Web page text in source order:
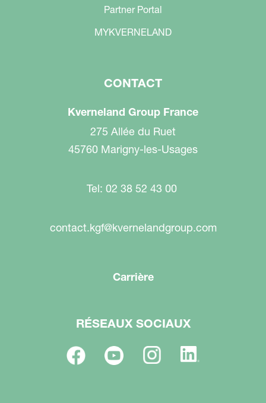
Partner Portal
MYKVERNELAND
CONTACT
Kverneland Group France
275 Allée du Ruet
45760 Marigny-les-Usages
Tel: 02 38 52 43 00
contact.kgf@kvernelandgroup.com
Carrière
RÉSEAUX SOCIAUX